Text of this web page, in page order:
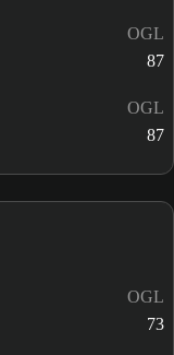
OGL
87
OGL
87
OGL
73